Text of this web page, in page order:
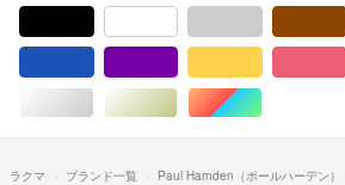
シルバー/銀色系ゴールド/金色系マルチカラー
ラクマ ブランド一覧 Paul Harnden（ポールハーデン）